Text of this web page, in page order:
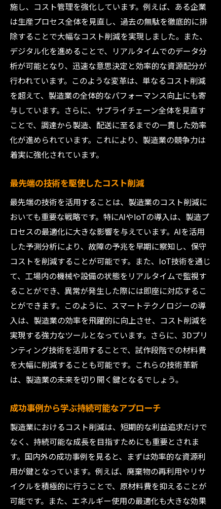
施し、コスト管理を強化しています。例えば、ある企業
は生産プロセス全体を見直し、過去の無駄を徹底的に排
除することで大幅なコスト削減を実現しました。また、
デジタル化を進めることで、リアルタイムでのデータ分
析が可能となり、迅速な意思決定と効率的な資源配分が
行われています。このような変革は、単なるコスト削減
を超えて、製造業の全体的なパフォーマンス向上にも寄
与しています。さらに、サプライチェーン全体を見直す
ことで、調達から製造、配送に至るまでの一貫した効率
化が進められています。これにより、製造業の競争力は
着実に強化されています。
最先端の技術を駆使したコスト削減
最先端の技術を活用することは、製造業のコスト削減に
おいても重要な戦略です。特にAIやIoTの導入は、製造プ
ロセスの最適化に大きな影響を与えています。AIを活用
した予測分析により、故障の予兆を早期に察知し、保守
コストを削減することが可能です。また、IoT技術を通じ
て、工場内の機械や設備の状態をリアルタイムで監視す
ることができ、異常が発生した際には即座に対応するこ
とができます。このように、スマートテクノロジーの導
入は、製造業の効率を飛躍的に向上させ、コスト削減を
実現する強力なツールとなっています。さらに、3Dプリ
ンティング技術を活用することで、試作段階での材料費
を大幅に削減することも可能です。これらの技術革新
は、製造業の未来を切り開く鍵となるでしょう。
成功事例から学ぶ持続可能なアプローチ
製造業におけるコスト削減は、短期的な利益追求だけで
なく、持続可能な成長を目指すためにも重要とされま
す。国内外の成功事例を見ると、まずは効率的な資源利
用が鍵となっています。例えば、廃棄物の再利用やリサ
イクルを積極的に行うことで、原材料費を抑えることが
可能です。また、エネルギー使用の最適化も大きな効果